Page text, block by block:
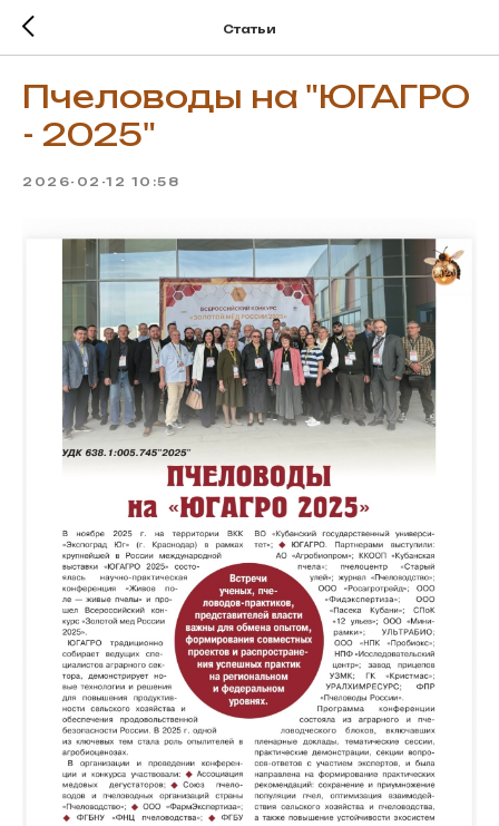
Статьи
Пчеловоды на "ЮГАГРО
- 2025"
2026-02-12 10:58